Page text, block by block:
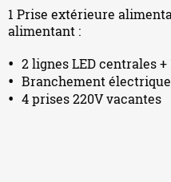
1 Prise extérieure
alimentant :
2 lignes LED centrales
Branchement
4 prises 220V vacantes